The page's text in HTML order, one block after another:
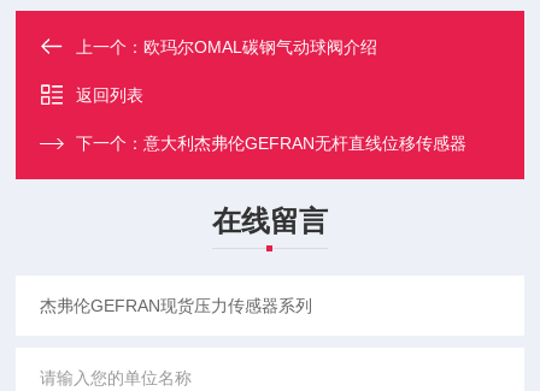
上一个：欧玛尔OMAL碳钢气动球阀介绍
返回列表
下一个：意大利杰弗伦GEFRAN无杆直线位移传感器
在线留言